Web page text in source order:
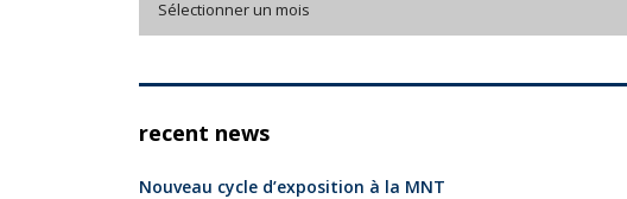
Sélectionner un mois
recent news
Nouveau cycle d’exposition à la MNT